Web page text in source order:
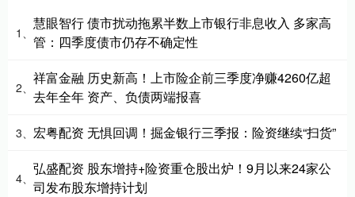
1、
慧眼智行 债市扰动拖累半数上市银行非息收入 多家高
管：四季度债市仍存不确定性
2、
祥富金融 历史新高！上市险企前三季度净赚4260亿超
去年全年 资产、负债两端报喜
3、 宏粤配资 无惧回调！掘金银行三季报：险资继续“扫货”
4、
弘盛配资 股东增持+险资重仓股出炉！9月以来24家公
司发布股东增持计划